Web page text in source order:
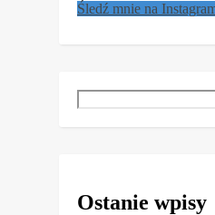
Śledź mnie na
Szukaj
Ostanie wpisy